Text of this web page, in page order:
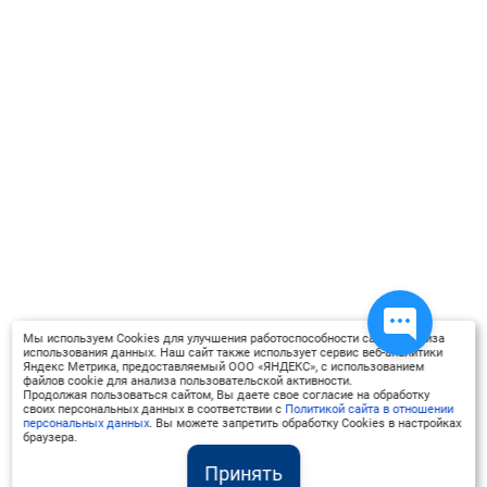
английского языка для
эффективной реализации
требований ФГОС;
4. Дать характеристику
иностранным языкам.
Принять
Мы используем Cookies для улучшения работоспособности сайта, анализа
использования данных. Наш сайт также использует сервис веб-аналитики
Яндекс Метрика, предоставляемый ООО «ЯНДЕКС», с использованием
файлов cookie для анализа пользовательской активности.
Продолжая пользоваться сайтом, Вы даете свое согласие на обработку
своих персональных данных в соответствии с Политикой сайта в отношении
персональных данных. Вы можете запретить обработку Cookies в настройках
браузера.